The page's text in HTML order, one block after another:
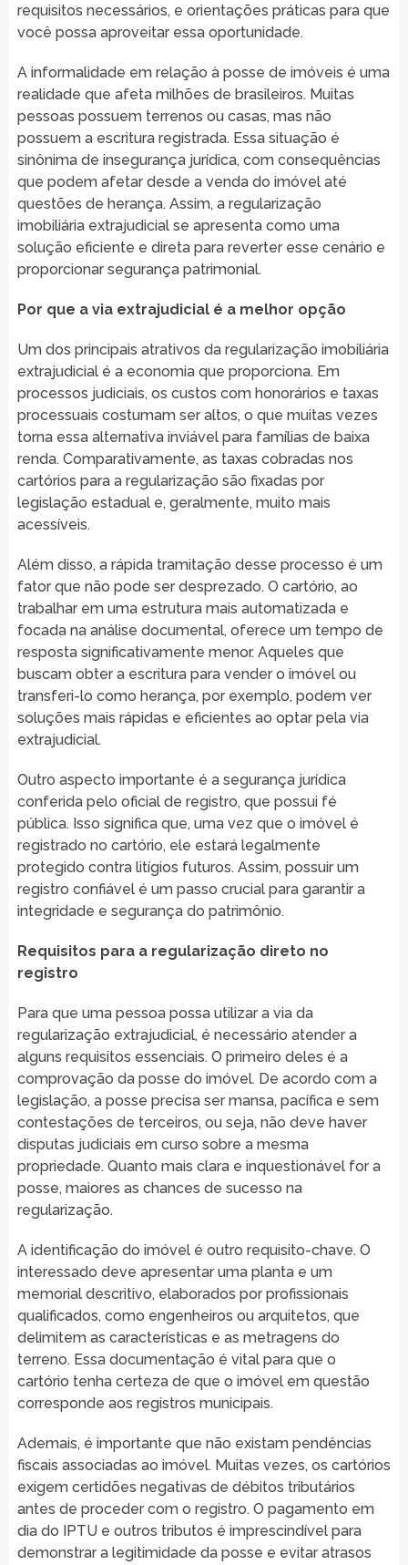
requisitos necessários, e orientações práticas para que
você possa aproveitar essa oportunidade.
A informalidade em relação à posse de imóveis é uma
realidade que afeta milhões de brasileiros. Muitas
pessoas possuem terrenos ou casas, mas não
possuem a escritura registrada. Essa situação é
sinônima de insegurança jurídica, com consequências
que podem afetar desde a venda do imóvel até
questões de herança. Assim, a regularização
imobiliária extrajudicial se apresenta como uma
solução eficiente e direta para reverter esse cenário e
proporcionar segurança patrimonial.
Por que a via extrajudicial é a melhor opção
Um dos principais atrativos da regularização imobiliária
extrajudicial é a economia que proporciona. Em
processos judiciais, os custos com honorários e taxas
processuais costumam ser altos, o que muitas vezes
torna essa alternativa inviável para famílias de baixa
renda. Comparativamente, as taxas cobradas nos
cartórios para a regularização são fixadas por
legislação estadual e, geralmente, muito mais
acessíveis.
Além disso, a rápida tramitação desse processo é um
fator que não pode ser desprezado. O cartório, ao
trabalhar em uma estrutura mais automatizada e
focada na análise documental, oferece um tempo de
resposta significativamente menor. Aqueles que
buscam obter a escritura para vender o imóvel ou
transferi-lo como herança, por exemplo, podem ver
soluções mais rápidas e eficientes ao optar pela via
extrajudicial.
Outro aspecto importante é a segurança jurídica
conferida pelo oficial de registro, que possui fé
pública. Isso significa que, uma vez que o imóvel é
registrado no cartório, ele estará legalmente
protegido contra litígios futuros. Assim, possuir um
registro confiável é um passo crucial para garantir a
integridade e segurança do patrimônio.
Requisitos para a regularização direto no
registro
Para que uma pessoa possa utilizar a via da
regularização extrajudicial, é necessário atender a
alguns requisitos essenciais. O primeiro deles é a
comprovação da posse do imóvel. De acordo com a
legislação, a posse precisa ser mansa, pacífica e sem
contestações de terceiros, ou seja, não deve haver
disputas judiciais em curso sobre a mesma
propriedade. Quanto mais clara e inquestionável for a
posse, maiores as chances de sucesso na
regularização.
A identificação do imóvel é outro requisito-chave. O
interessado deve apresentar uma planta e um
memorial descritivo, elaborados por profissionais
qualificados, como engenheiros ou arquitetos, que
delimitem as características e as metragens do
terreno. Essa documentação é vital para que o
cartório tenha certeza de que o imóvel em questão
corresponde aos registros municipais.
Ademais, é importante que não existam pendências
fiscais associadas ao imóvel. Muitas vezes, os cartórios
exigem certidões negativas de débitos tributários
antes de proceder com o registro. O pagamento em
dia do IPTU e outros tributos é imprescindível para
demonstrar a legitimidade da posse e evitar atrasos